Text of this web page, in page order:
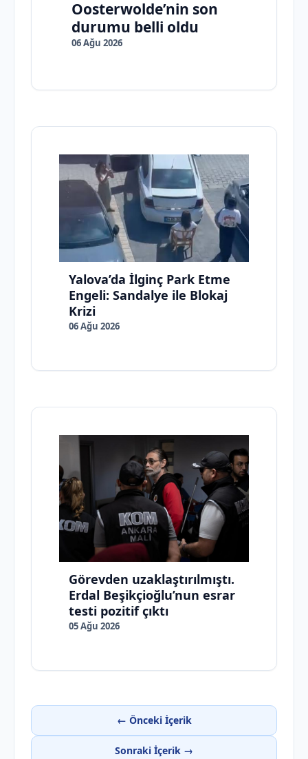
Oosterwolde’nin son
durumu belli oldu
06 Ağu 2026
Yalova’da İlginç Park Etme
Engeli: Sandalye ile Blokaj
Krizi
06 Ağu 2026
Görevden uzaklaştırılmıştı.
Erdal Beşikçioğlu’nun esrar
testi pozitif çıktı
05 Ağu 2026
← Önceki İçerik
Sonraki İçerik →